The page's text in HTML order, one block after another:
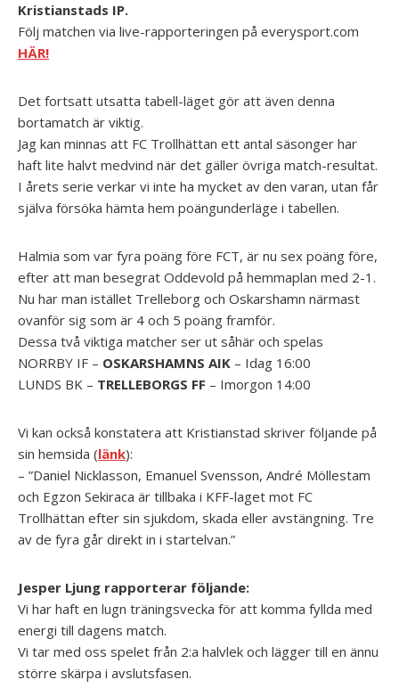
Kristianstads IP.
Följ matchen via live-rapporteringen på everysport.com
HÄR!
Det fortsatt utsatta tabell-läget gör att även denna
bortamatch är viktig.
Jag kan minnas att FC Trollhättan ett antal säsonger har
haft lite halvt medvind när det gäller övriga match-resultat.
I årets serie verkar vi inte ha mycket av den varan, utan får
själva försöka hämta hem poängunderläge i tabellen.
Halmia som var fyra poäng före FCT, är nu sex poäng före,
efter att man besegrat Oddevold på hemmaplan med 2-1.
Nu har man istället Trelleborg och Oskarshamn närmast
ovanför sig som är 4 och 5 poäng framför.
Dessa två viktiga matcher ser ut såhär och spelas
NORRBY IF – OSKARSHAMNS AIK – Idag 16:00
LUNDS BK – TRELLEBORGS FF – Imorgon 14:00
Vi kan också konstatera att Kristianstad skriver följande på
sin hemsida (länk):
– ”Daniel Nicklasson, Emanuel Svensson, André Möllestam
och Egzon Sekiraca är tillbaka i KFF-laget mot FC
Trollhättan efter sin sjukdom, skada eller avstängning. Tre
av de fyra går direkt in i startelvan.”
Jesper Ljung rapporterar följande:
Vi har haft en lugn träningsvecka för att komma fyllda med
energi till dagens match.
Vi tar med oss spelet från 2:a halvlek och lägger till en ännu
större skärpa i avslutsfasen.